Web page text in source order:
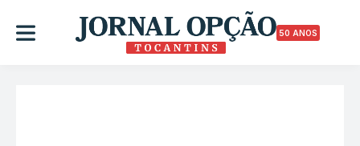
50 ANOS